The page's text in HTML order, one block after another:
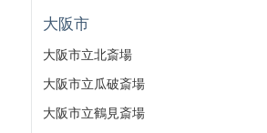
大阪市
大阪市立北斎場
大阪市立瓜破斎場
大阪市立鶴見斎場